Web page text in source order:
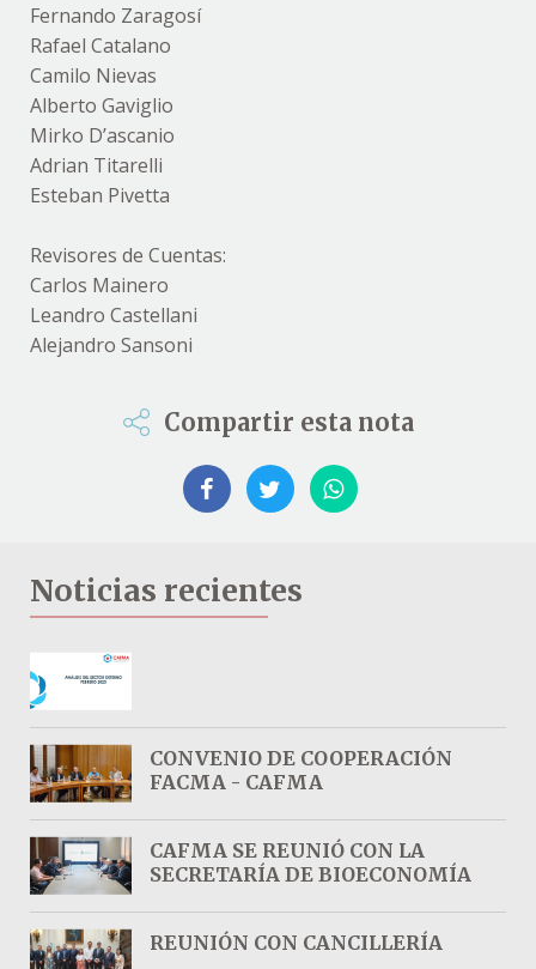
Fernando Zaragosí
Rafael Catalano
Camilo Nievas
Alberto Gaviglio
Mirko D’ascanio
Adrian Titarelli
Esteban Pivetta
Revisores de Cuentas:
Carlos Mainero
Leandro Castellani
Alejandro Sansoni
Compartir esta nota
Noticias recientes
CONVENIO DE COOPERACIÓN
FACMA - CAFMA
CAFMA SE REUNIÓ CON LA
SECRETARÍA DE BIOECONOMÍA
REUNIÓN CON CANCILLERÍA